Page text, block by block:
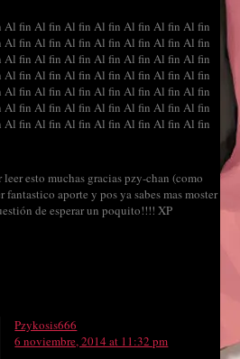
fin Al fin Al fin Al fin Al fin Al fin Al fin
fin Al fin Al fin Al fin Al fin Al fin Al fin
fin Al fin Al fin Al fin Al fin Al fin Al fin
fin Al fin Al fin Al fin Al fin Al fin Al fin
fin Al fin Al fin Al fin Al fin Al fin Al fin
fin Al fin Al fin Al fin Al fin Al fin Al fin
fin Al fin Al fin Al fin Al fin Al fin Al fin
esto muchas gracias pzy-chan (como
aporte y pos ya sabes mas moster
de esperar un poquito!!!! XP
Pzykosis666
6 noviembre, 2014 at 11:32 pm